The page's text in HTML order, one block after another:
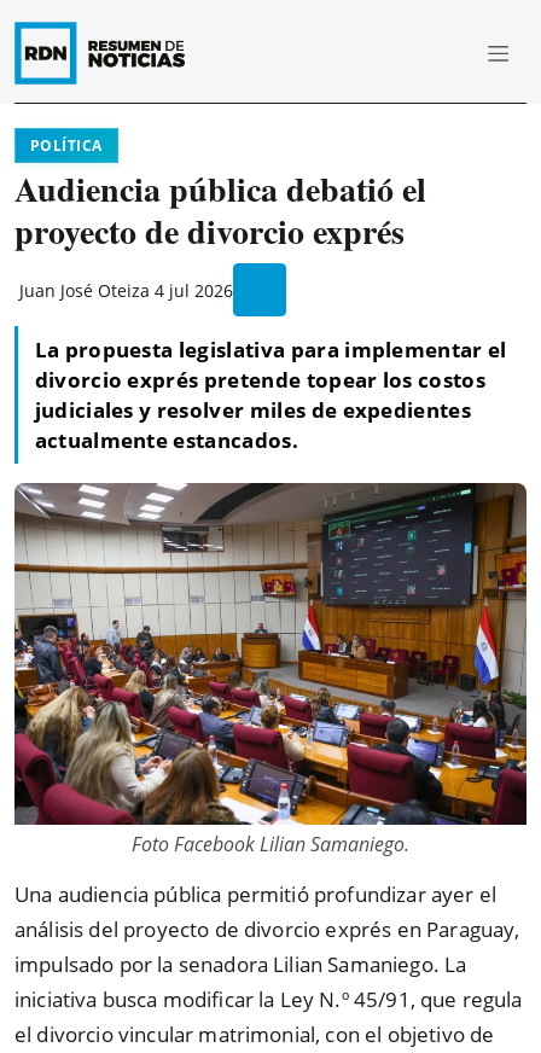
POLÍTICA
Audiencia pública debatió el
proyecto de divorcio exprés
Juan José Oteiza 4 jul 2026
La propuesta legislativa para implementar el
divorcio exprés pretende topear los costos
judiciales y resolver miles de expedientes
actualmente estancados.
Foto Facebook Lilian Samaniego .
Una audiencia pública permitió profundizar ayer el
análisis del proyecto de divorcio exprés en Paraguay,
impulsado por la senadora Lilian Samaniego. La
iniciativa busca modificar la Ley N.º 45/91, que regula
el divorcio vincular matrimonial, con el objetivo de